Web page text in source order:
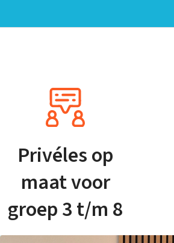
Privéles op
maat voor
groep 3 t/m 8